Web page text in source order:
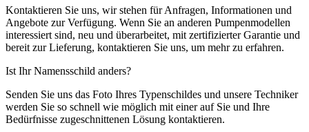
Kontaktieren Sie uns, wir stehen für Anfragen, Informationen und
Angebote zur Verfügung. Wenn Sie an anderen Pumpenmodellen
interessiert sind, neu und überarbeitet, mit zertifizierter Garantie und
bereit zur Lieferung, kontaktieren Sie uns, um mehr zu erfahren.
Ist Ihr Namensschild anders?
Senden Sie uns das Foto Ihres Typenschildes und unsere Techniker
werden Sie so schnell wie möglich mit einer auf Sie und Ihre
Bedürfnisse zugeschnittenen Lösung kontaktieren.